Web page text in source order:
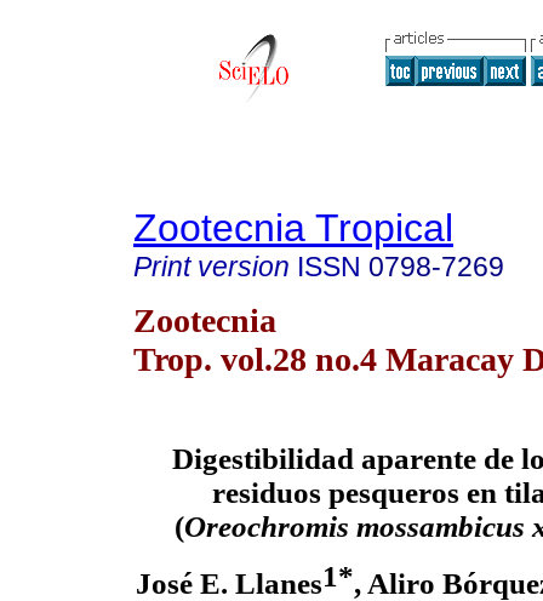
Zootecnia Tropical
Print version ISSN 0798-7269
Zootecnia
Trop. vol.28 no.4 Maracay
Digestibilidad aparente de
residuos pesqueros en
(Oreochromis mossambicus
José E. Llanes1*, Aliro